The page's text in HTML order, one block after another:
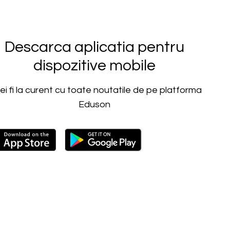
Descarca aplicatia pentru
dispozitive mobile
fi la curent cu toate noutatile de pe platforma
Eduson